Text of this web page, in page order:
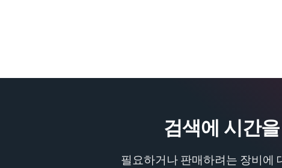
검색에 시간
필요하거나 판매하려는 장비에